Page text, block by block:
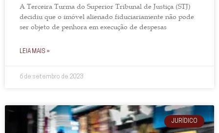
A Terceira Turma do Superior Tribunal de Justiça (STJ)
decidiu que o imóvel alienado fiduciariamente não pode
ser objeto de penhora em execução de despesas
LEIA MAIS »
6 de setembro de 2023
JURÍDICO